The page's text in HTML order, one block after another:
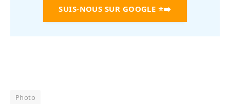
SUIS-NOUS SUR GOOGLE ⭐➡️
Photo